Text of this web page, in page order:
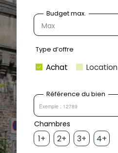
Max
Achat Location
1+ 2+ 3+ 4+